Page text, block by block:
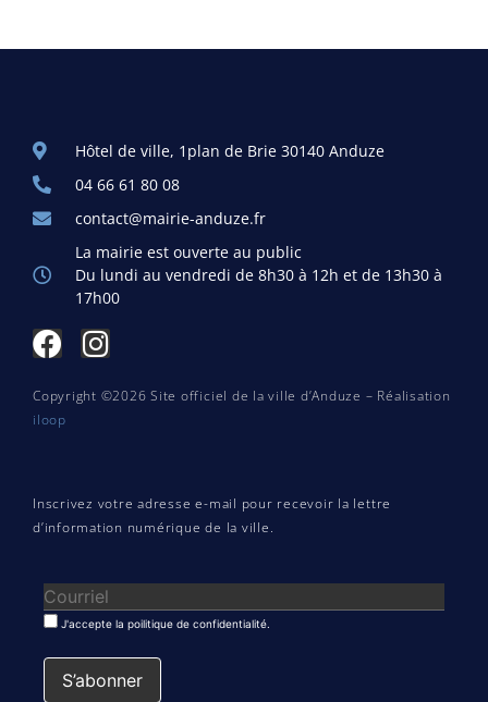
Hôtel de ville, 1plan de Brie 30140 Anduze
04 66 61 80 08
contact@mairie-anduze.fr
La mairie est ouverte au public
Du lundi au vendredi de 8h30 à 12h et de 13h30 à
17h00
Copyright ©2026 Site officiel de la ville d’Anduze – Réalisation
iloop
Inscrivez votre adresse e-mail pour recevoir la lettre
d’information numérique de la ville.
J'accepte la poilitique de confidentialité.